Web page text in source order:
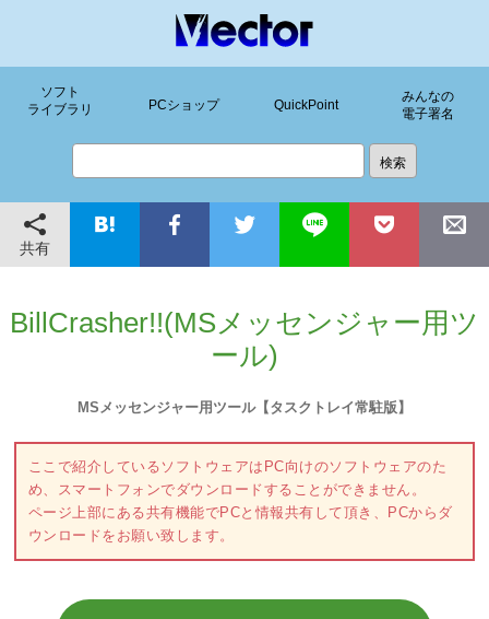
ソフト
ライブラリ
PCショップ QuickPoint
みんなの
電子署名
共有
BillCrasher!!(MSメッセンジャー用ツ
ール)
MSメッセンジャー用ツール【タスクトレイ常駐版】
ここで紹介しているソフトウェアはPC向けのソフトウェアのた
め、スマートフォンでダウンロードすることができません。
ページ上部にある共有機能でPCと情報共有して頂き、PCからダ
ウンロードをお願い致します。